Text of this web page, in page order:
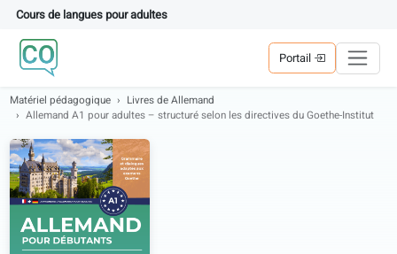
Cours de langues pour adultes
Portail
Matériel pédagogique Livres de Allemand